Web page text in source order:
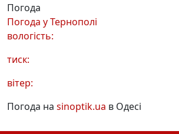
Погода
Погода уТернополі
вологість:
тиск:
вітер:
Погода на sinoptik.ua в Одесі